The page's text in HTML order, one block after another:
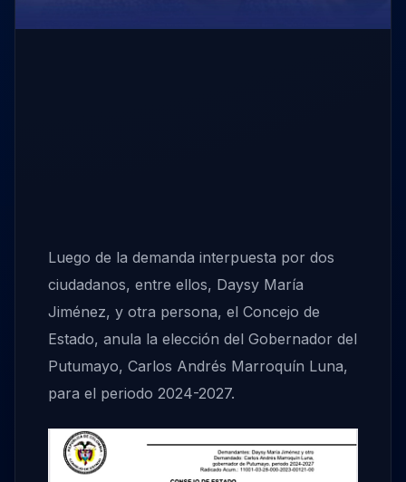
Luego de la demanda interpuesta por dos
ciudadanos, entre ellos, Daysy María
Jiménez, y otra persona, el Concejo de
Estado, anula la elección del Gobernador del
Putumayo, Carlos Andrés Marroquín Luna,
para el periodo 2024-2027.